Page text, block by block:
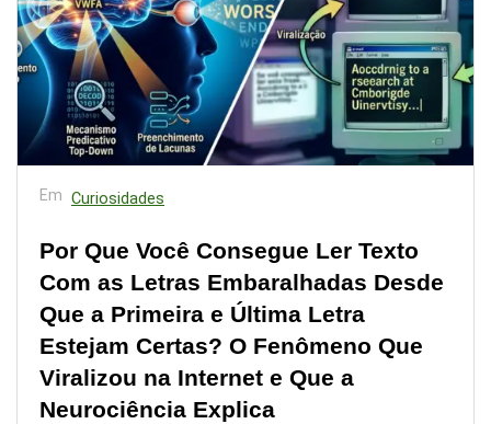
Em Curiosidades
Por Que Você Consegue Ler Texto
Com as Letras Embaralhadas Desde
Que a Primeira e Última Letra
Estejam Certas? O Fenômeno Que
Viralizou na Internet e Que a
Neurociência Explica